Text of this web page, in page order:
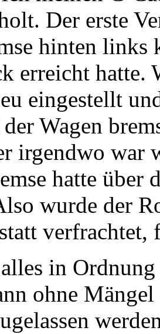
Der erste
hinten links
erreicht hatte.
eingestellt
Wagen
irgendwo war
hatte über
wurde der
verfrachtet,
in
ohne